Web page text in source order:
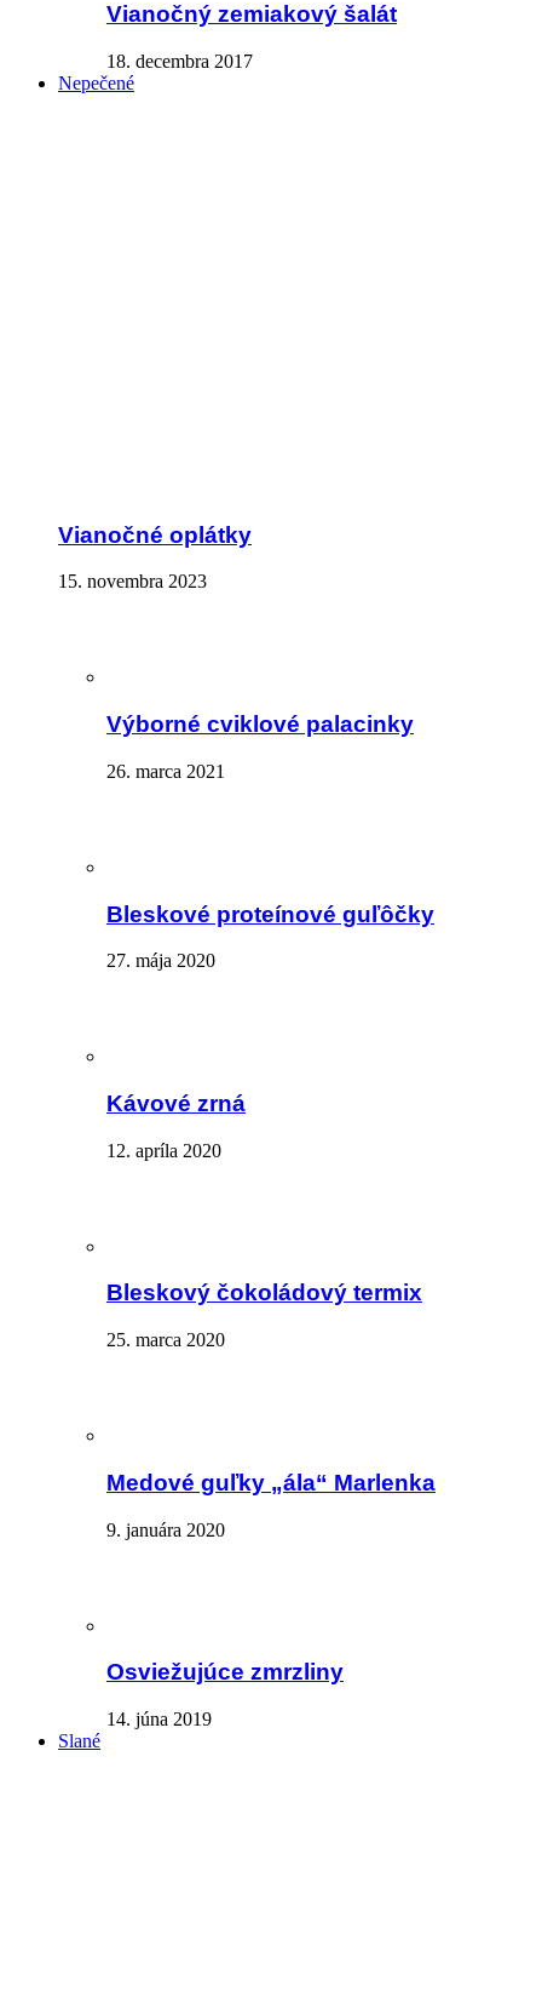
Vianočný zemiakový šalát
18. decembra 2017
Nepečené
Vianočné oplátky
15. novembra 2023
Výborné cviklové palacinky
26. marca 2021
Bleskové proteínové guľôčky
27. mája 2020
Kávové zrná
12. apríla 2020
Bleskový čokoládový termix
25. marca 2020
Medové guľky „ála“ Marlenka
9. januára 2020
Osviežujúce zmrzliny
14. júna 2019
Slané